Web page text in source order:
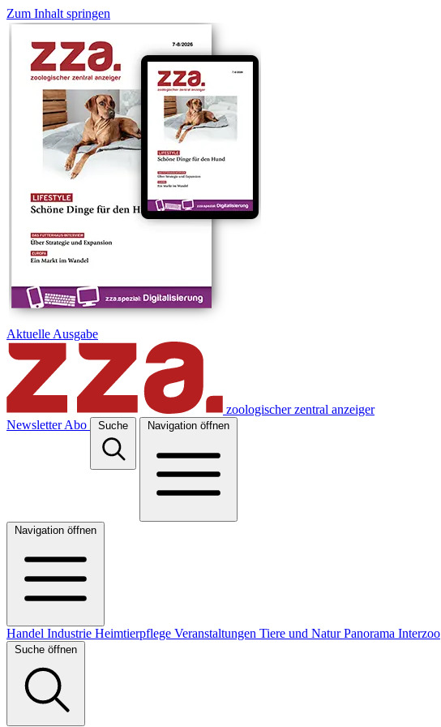
Zum Inhalt springen
Aktuelle Ausgabe
zoologischer zentral anzeiger
Newsletter Abo Suche Navigation öffnen
Navigation öffnen
Handel Industrie Heimtierpflege Veranstaltungen Tiere und NaturPanorama Interzoo
Suche öffnen